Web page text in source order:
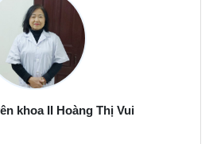
khoa II Hoàng Thị Vui